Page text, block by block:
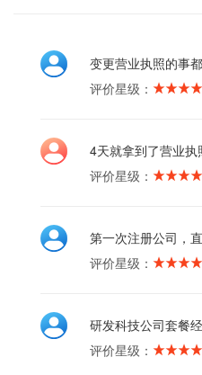
变更营业执照的事
评价星级：
4天就拿到了营业执
评价星级：
第一次注册公司，
评价星级：
研发科技公司套餐
评价星级：